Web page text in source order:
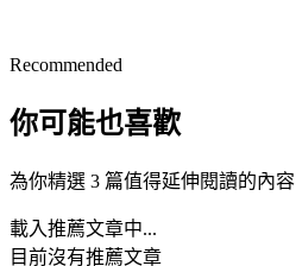
Recommended
你可能也喜歡
為你精選 3 篇值得延伸閱讀的內容
載入推薦文章中...
目前沒有推薦文章